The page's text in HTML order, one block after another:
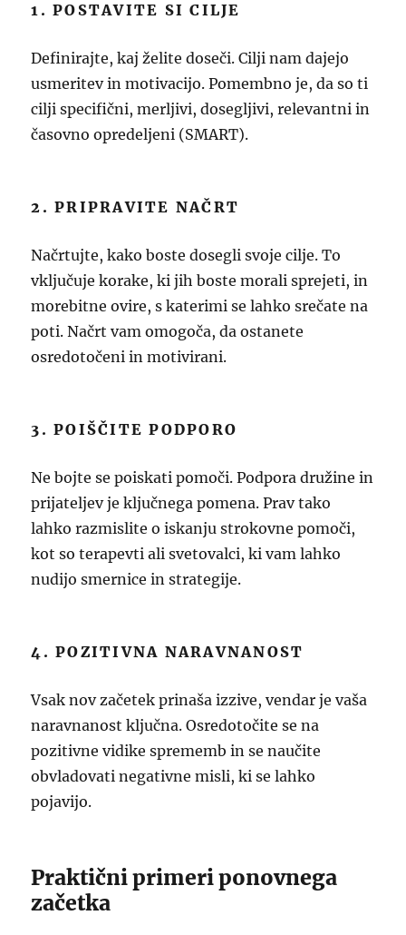
1. POSTAVITE SI CILJE
Definirajte, kaj želite doseči. Cilji nam dajejo
usmeritev in motivacijo. Pomembno je, da so ti
cilji specifični, merljivi, dosegljivi, relevantni in
časovno opredeljeni (SMART).
2. PRIPRAVITE NAČRT
Načrtujte, kako boste dosegli svoje cilje. To
vključuje korake, ki jih boste morali sprejeti, in
morebitne ovire, s katerimi se lahko srečate na
poti. Načrt vam omogoča, da ostanete
osredotočeni in motivirani.
3. POIŠČITE PODPORO
Ne bojte se poiskati pomoči. Podpora družine in
prijateljev je ključnega pomena. Prav tako
lahko razmislite o iskanju strokovne pomoči,
kot so terapevti ali svetovalci, ki vam lahko
nudijo smernice in strategije.
4. POZITIVNA NARAVNANOST
Vsak nov začetek prinaša izzive, vendar je vaša
naravnanost ključna. Osredotočite se na
pozitivne vidike sprememb in se naučite
obvladovati negativne misli, ki se lahko
pojavijo.
Praktični primeri ponovnega
začetka